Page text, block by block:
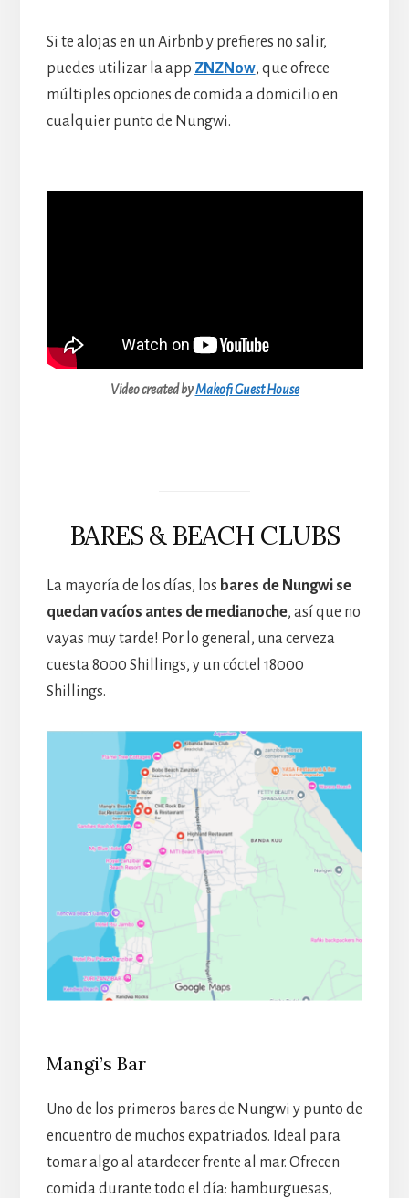
Si te alojas en un Airbnb y prefieres no salir,
puedes utilizar la app ZNZNow, que ofrece
múltiples opciones de comida a domicilio en
cualquier punto de Nungwi.
Video created byMakofi Guest House
BARES & BEACH CLUBS
La mayoría de los días, los bares de Nungwi se
quedan vacíos antes de medianoche, así que no
vayas muy tarde! Por lo general, una cerveza
cuesta 8000 Shillings, y un cóctel 18000
Shillings.
Mangi’s Bar
Uno de los primeros bares de Nungwi y punto de
encuentro de muchos expatriados. Ideal para
tomar algo al atardecer frente al mar. Ofrecen
comida durante todo el día: hamburguesas,